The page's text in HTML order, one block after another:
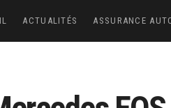
ACTUALITÉS ASSURANCE